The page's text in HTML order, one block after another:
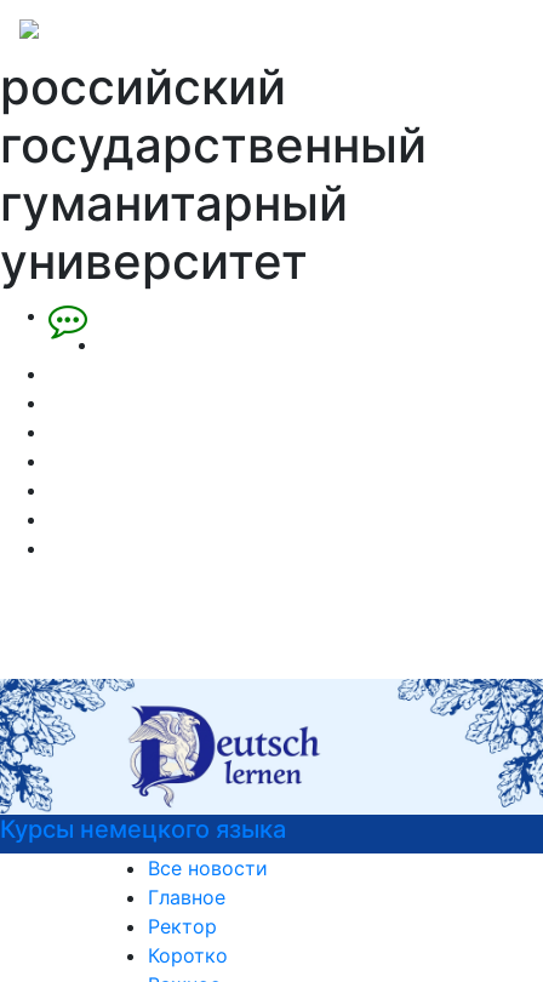
российский
государственный
гуманитарный
университет
Курсы немецкого языка
Все новости
Главное
Ректор
Коротко